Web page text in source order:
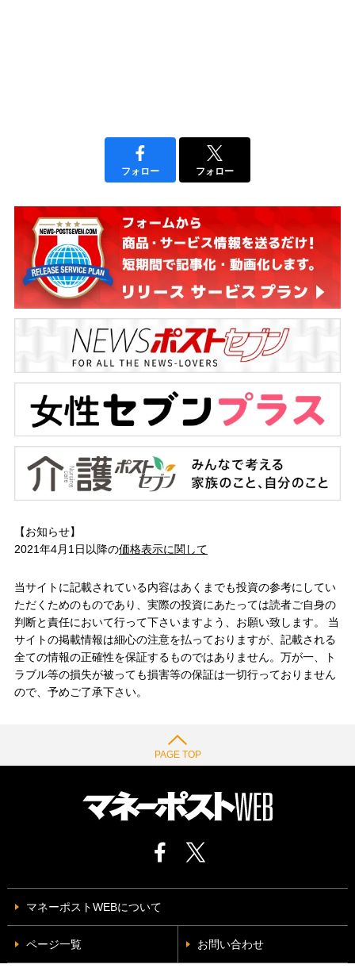
フォロー フォロー
【お知らせ】
2021年4月1日以降の価格表示に関して
当サイトに記載されている内容はあくまでも投資の参考にしてい
ただくためのものであり、実際の投資にあたっては読者ご自身の
判断と責任において行って下さいますよう、お願い致します。 当
サイトの掲載情報は細心の注意を払っておりますが、記載される
全ての情報の正確性を保証するものではありません。万が一、ト
ラブル等の損失が被っても損害等の保証は一切行っておりません
ので、予めご了承下さい。
PAGE TOP
マネーポストWEBについて
ページ一覧 お問い合わせ